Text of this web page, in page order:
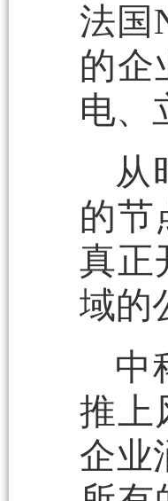
法国
的企
电、
从
的节
真正
域的
中
推上
企业